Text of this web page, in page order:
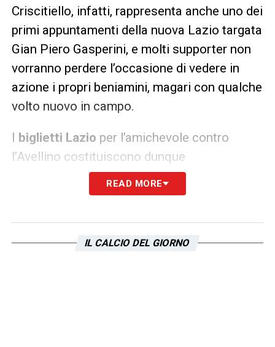
Criscitiello, infatti, rappresenta anche uno dei
primi appuntamenti della nuova Lazio targata
Gian Piero Gasperini, e molti supporter non
vorranno perdere l’occasione di vedere in
azione i propri beniamini, magari con qualche
volto nuovo in campo.
I biglietti Lazio per l’amichevole contro
l’Avellino costituiscono dunque
un’opportunità per seguire da vicino la
squadra in una cornice significativa,
prezzi, settori disponibili e modalità
READ MORE
IL CALCIO DEL GIORNO